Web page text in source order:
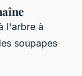
l'arbre à
soupapes